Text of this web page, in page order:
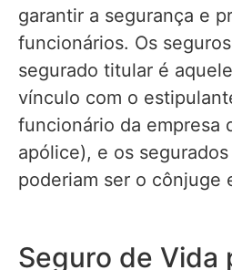
garantir a segurança e
funcionários. Os
segurado titular é
vínculo com o
funcionário da empresa
apólice), e os
poderiam ser o cônjuge
Seguro de Vida